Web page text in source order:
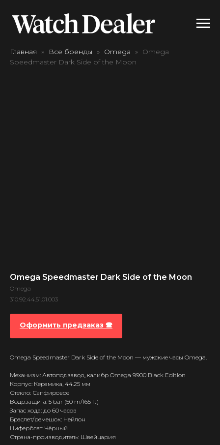
Главная Все бренды Omega
Omega
Speedmaster Dark Side of the Moon
Omega Speedmaster Dark Side of the Moon
Omega
310.92.44.51.01.003
Оформить предзаказ 🕿
Omega Speedmaster Dark Side of the Moon — мужские часы Omega.
Механизм: Автоподзавод, калибр Omega 9900 Black Edition
Корпус: Керамика, 44.25 мм
Стекло: Сапфировое
Водозащита: 5 bar (50 m/165 ft)
Запас хода: до 60 часов
Браслет/ремешок: Нейлон
Циферблат: Чёрный
Страна-производитель: Швейцария